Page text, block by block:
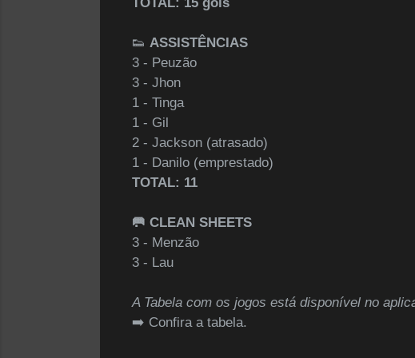
TOTAL: 15 gols
👟 ASSISTÊNCIAS
3 - Peuzão
3 - Jhon
1 - Tinga
1 - Gil
2 - Jackson (atrasado)
1 - Danilo (emprestado)
TOTAL: 11
🥅 CLEAN SHEETS
3 - Menzão
3 - Lau
A Tabela com os jogos está disponível no
➡️ Confira a tabela.